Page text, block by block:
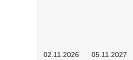
02.11.2026 05.11.2027